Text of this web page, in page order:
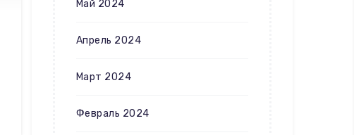
Май 2024
Апрель 2024
Март 2024
Февраль 2024